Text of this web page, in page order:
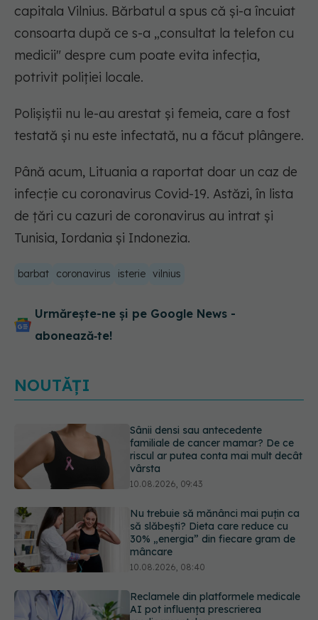
capitala Vilnius. Bărbatul a spus că și-a încuiat
consoarta după ce s-a „consultat la telefon cu
medicii" despre cum poate evita infecția,
potrivit poliției locale.
Polișiștii nu le-au arestat și femeia, care a fost
testată și nu este infectată, nu a făcut plângere.
Până acum, Lituania a raportat doar un caz de
infecție cu coronavirus Covid-19. Astăzi, în lista
de țări cu cazuri de coronavirus au intrat și
Tunisia, Iordania și Indonezia.
barbat coronavirus isterie vilnius
Urmărește-ne și pe Google News -
abonează‑te!
NOUTĂȚI
Nu trebuie să mănânci mai puțin ca
să slăbești? Dieta care reduce cu
30% „energia” din fiecare gram de
mâncare
10.08.2026, 08:40
Reclamele din platformele medicale
AI pot influența prescrierea
medicamentelor
De ce nu trebuie să cureți vinetele.
Ce conține, de fapt, coaja lor